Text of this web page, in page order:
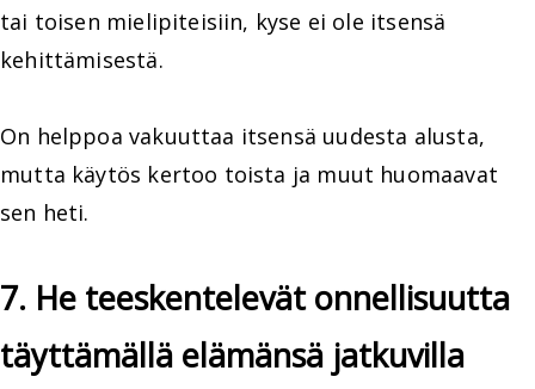
tai toisen mielipiteisiin, kyse ei ole itsensä
kehittämisestä.
On helppoa vakuuttaa itsensä uudesta alusta,
mutta käytös kertoo toista ja muut huomaavat
sen heti.
7. He teeskentelevät onnellisuutta
täyttämällä elämänsä jatkuvilla